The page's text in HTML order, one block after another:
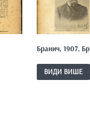
Бранич, 1907.
ВИДИ ВИШЕ